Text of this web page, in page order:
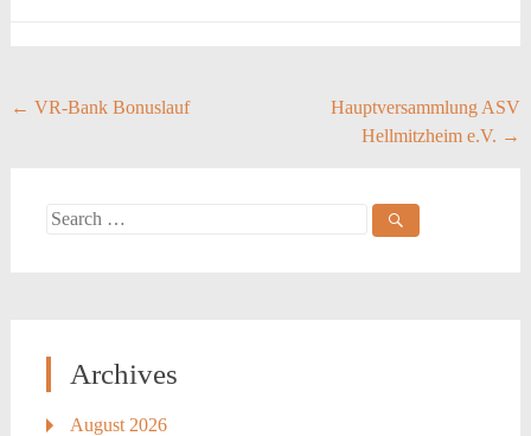
Post
← VR-Bank Bonuslauf
Hauptversammlung ASV
Hellmitzheim e.V. →
Search
Archives
August 2026